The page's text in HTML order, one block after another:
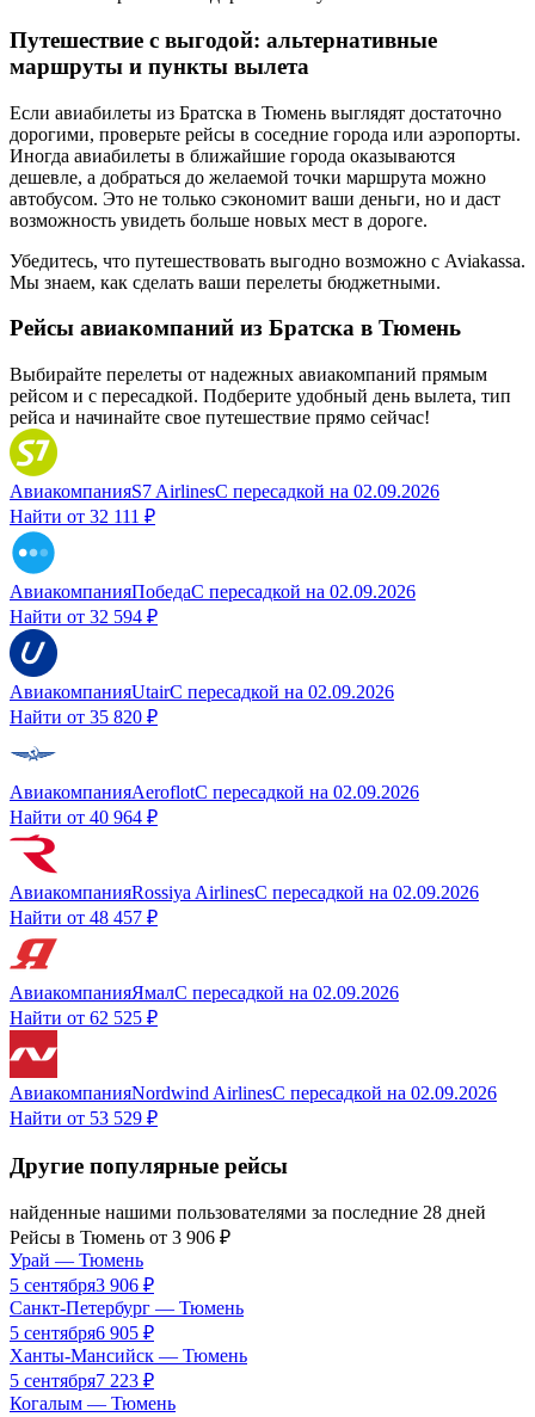
Путешествие с выгодой: альтернативные
маршруты и пункты вылета
Если авиабилеты из Братска в Тюмень выглядят достаточно
дорогими, проверьте рейсы в соседние города или аэропорты.
Иногда авиабилеты в ближайшие города оказываются
дешевле, а добраться до желаемой точки маршрута можно
автобусом. Это не только сэкономит ваши деньги, но и даст
возможность увидеть больше новых мест в дороге.
Убедитесь, что путешествовать выгодно возможно с Aviakassa.
Мы знаем, как сделать ваши перелеты бюджетными.
Рейсы авиакомпаний из Братска в Тюмень
Выбирайте перелеты от надежных авиакомпаний прямым
рейсом и с пересадкой. Подберите удобный день вылета, тип
рейса и начинайте свое путешествие прямо сейчас!
АвиакомпанияS7 AirlinesС пересадкой на 02.09.2026
Найти от 32 111 ₽
АвиакомпанияПобедаС пересадкой на 02.09.2026
Найти от 32 594 ₽
АвиакомпанияUtairС пересадкой на 02.09.2026
Найти от 35 820 ₽
АвиакомпанияAeroflotС пересадкой на 02.09.2026
Найти от 40 964 ₽
АвиакомпанияRossiya AirlinesС пересадкой на 02.09.2026
Найти от 48 457 ₽
АвиакомпанияЯмалС пересадкой на 02.09.2026
Найти от 62 525 ₽
АвиакомпанияNordwind AirlinesС пересадкой на 02.09.2026
Найти от 53 529 ₽
Другие популярные рейсы
найденные нашими пользователями за последние 28 дней
Рейсы в Тюмень от 3 906 ₽
Урай — Тюмень
5 сентября3 906 ₽
Санкт-Петербург — Тюмень
5 сентября6 905 ₽
Ханты-Мансийск — Тюмень
5 сентября7 223 ₽
Когалым — Тюмень